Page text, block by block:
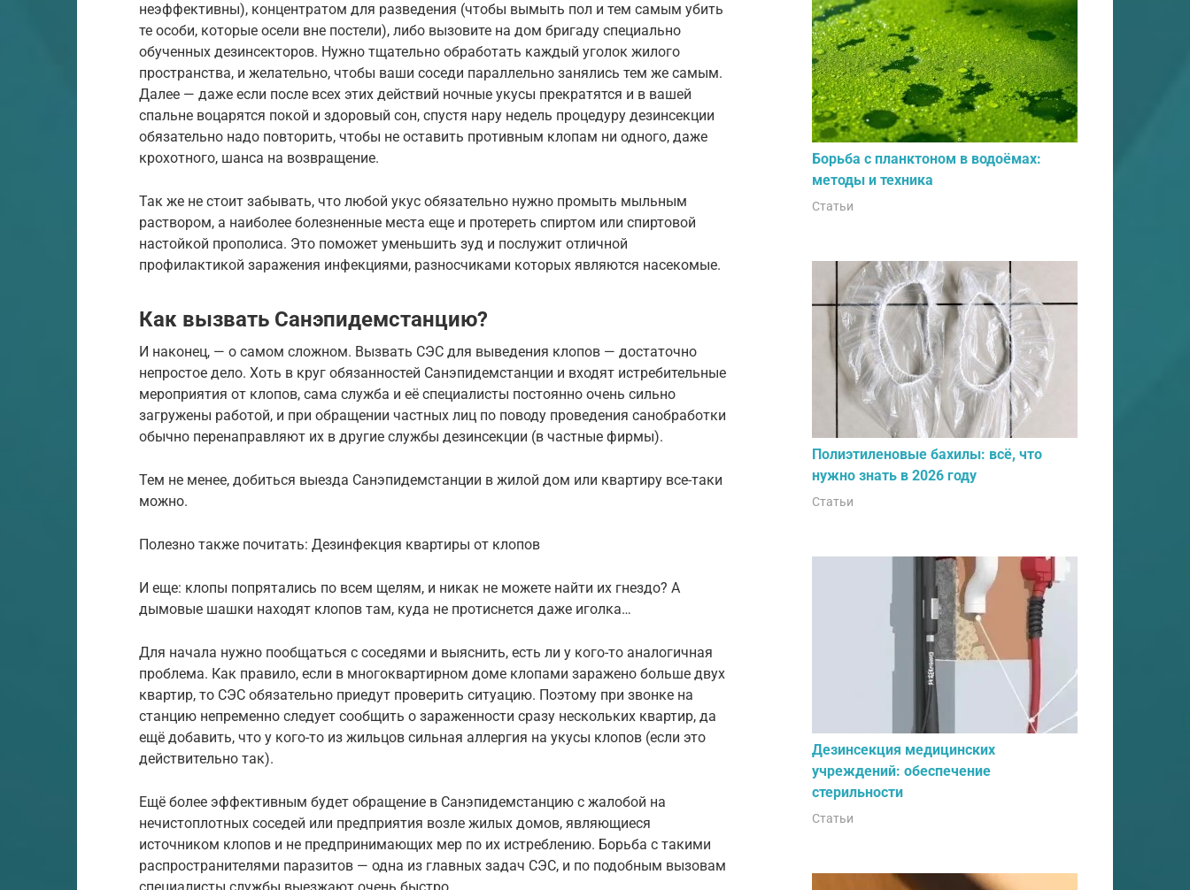
неэффективны), концентратом для разведения (чтобы вымыть пол и тем самым убить
те особи, которые осели вне постели), либо вызовите на дом бригаду специально
обученных дезинсекторов. Нужно тщательно обработать каждый уголок жилого
пространства, и желательно, чтобы ваши соседи параллельно занялись тем же самым.
Далее — даже если после всех этих действий ночные укусы прекратятся и в вашей
спальне воцарятся покой и здоровый сон, спустя нару недель процедуру дезинсекции
обязательно надо повторить, чтобы не оставить противным клопам ни одного, даже
крохотного, шанса на возвращение.
Так же не стоит забывать, что любой укус обязательно нужно промыть мыльным
раствором, а наиболее болезненные места еще и протереть спиртом или спиртовой
настойкой прополиса. Это поможет уменьшить зуд и послужит отличной
профилактикой заражения инфекциями, разносчиками которых являются насекомые.
Как вызвать Санэпидемстанцию?
И наконец, — о самом сложном. Вызвать СЭС для выведения клопов — достаточно
непростое дело. Хоть в круг обязанностей Санэпидемстанции и входят истребительные
мероприятия от клопов, сама служба и её специалисты постоянно очень сильно
загружены работой, и при обращении частных лиц по поводу проведения санобработки
обычно перенаправляют их в другие службы дезинсекции (в частные фирмы).
Тем не менее, добиться выезда Санэпидемстанции в жилой дом или квартиру все-таки
можно.
Полезно также почитать: Дезинфекция квартиры от клопов
И еще: клопы попрятались по всем щелям, и никак не можете найти их гнездо? А
дымовые шашки находят клопов там, куда не протиснется даже иголка…
Для начала нужно пообщаться с соседями и выяснить, есть ли у кого-то аналогичная
проблема. Как правило, если в многоквартирном доме клопами заражено больше двух
квартир, то СЭС обязательно приедут проверить ситуацию. Поэтому при звонке на
станцию непременно следует сообщить о зараженности сразу нескольких квартир, да
ещё добавить, что у кого-то из жильцов сильная аллергия на укусы клопов (если это
действительно так).
Ещё более эффективным будет обращение в Санэпидемстанцию с жалобой на
нечистоплотных соседей или предприятия возле жилых домов, являющиеся
источником клопов и не предпринимающих мер по их истреблению. Борьба с такими
распространителями паразитов — одна из главных задач СЭС, и по подобным вызовам
Борьба с планктоном в водоёмах:
методы и техника
Статьи
Полиэтиленовые бахилы: всё, что
нужно знать в 2026 году
Статьи
Дезинсекция медицинских
учреждений: обеспечение
стерильности
Статьи